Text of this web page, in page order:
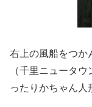
右上の風船をつ
（千里ニュータ
ったりかちゃん人